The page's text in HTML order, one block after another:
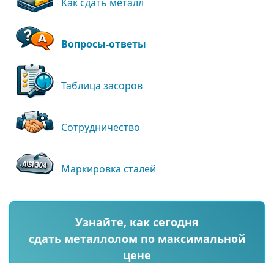
Вопросы-ответы
Таблица засоров
Сотрудничество
Маркировка сталей
Узнайте, как сегодня
сдать металлолом по максимальной
цене